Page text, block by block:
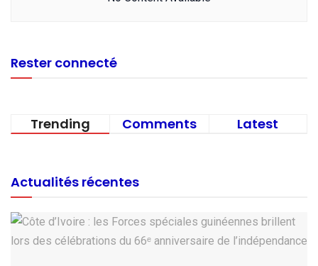
Rester connecté
Trending Comments Latest
Actualités récentes